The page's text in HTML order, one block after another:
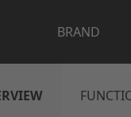
BRAND